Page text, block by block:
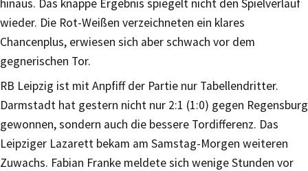
hinaus. Das knappe Ergebnis spiegelt nicht den Spielverlauf
wieder. Die Rot-Weißen verzeichneten ein klares
Chancenplus, erwiesen sich aber schwach vor dem
gegnerischen Tor.
RB Leipzig ist mit Anpfiff der Partie nur Tabellendritter.
Darmstadt hat gestern nicht nur 2:1 (1:0) gegen Regensburg
gewonnen, sondern auch die bessere Tordifferenz. Das
Leipziger Lazarett bekam am Samstag-Morgen weiteren
Zuwachs. Fabian Franke meldete sich wenige Stunden vor